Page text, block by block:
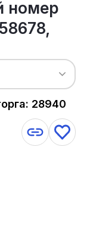
номер
28940